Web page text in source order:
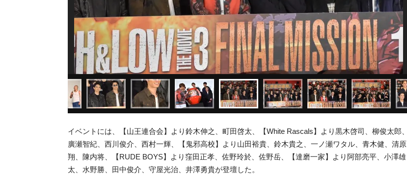
イベントには、【山王連合会】より鈴木伸之、町田啓太、【White Rascals】より黒木啓司、柳俊太郎、
廣瀬智紀、西川俊介、西村一輝、【鬼邪高校】より山田裕貴、鈴木貴之、一ノ瀬ワタル、青木健、清原
翔、陳内将、【RUDE BOYS】より窪田正孝、佐野玲於、佐野岳、【達磨一家】より阿部亮平、小澤雄
太、水野勝、田中俊介、守屋光治、井澤勇貴が登壇した。